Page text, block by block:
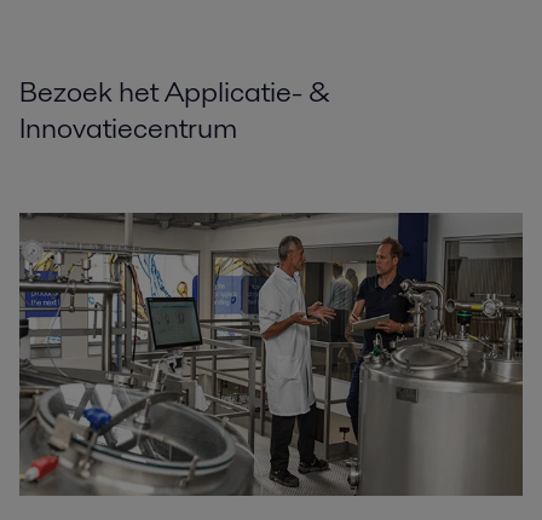
Bezoek het Applicatie- &
Innovatiecentrum